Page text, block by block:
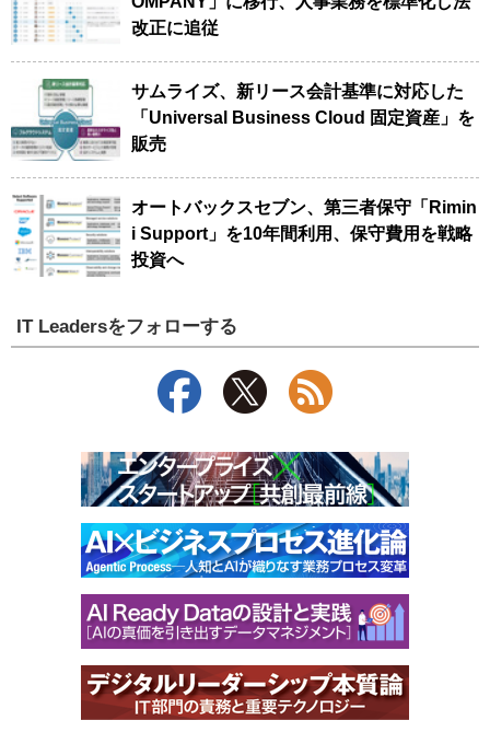
改正に追従
サムライズ、新リース会計基準に対応した
「Universal Business Cloud 固定資産」を
販売
オートバックスセブン、第三者保守「Rimin
i Support」を10年間利用、保守費用を戦略
投資へ
IT Leadersをフォローする